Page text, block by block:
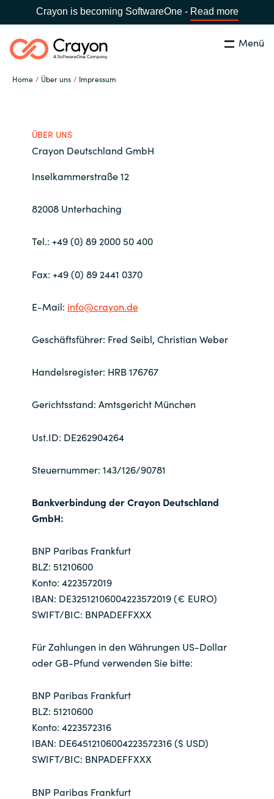
Crayon is becoming SoftwareOne - Read more
Menü
Home Über uns Impressum
Germany
Hungary
Indonesia
Kuwait
Latvia
Malaysia
Middle East
Suchen Schließen
Software Partner
Ressourcen
IT Campus - Customer Trainings
Kontakt
Karriere
ÜBER UNS
Crayon Deutschland GmbH
Inselkammerstraße 12
82008 Unterhaching
Tel.: +49 (0) 89 2000 50 400
Fax: +49 (0) 89 2441 0370
E-Mail: info@crayon.de
Geschäftsführer: Fred Seibl, Christian Weber
Handelsregister: HRB 176767
Gerichtsstand: Amtsgericht München
Ust.ID: DE262904264
Steuernummer: 143/126/90781
Bankverbindung der Crayon Deutschland
GmbH:
BNP Paribas Frankfurt
BLZ: 51210600
Konto: 4223572019
IBAN: DE32512106004223572019 (€ EURO)
SWIFT/BIC: BNPADEFFXXX
Für Zahlungen in den Währungen US-Dollar
oder GB-Pfund verwenden Sie bitte:
BNP Paribas Frankfurt
BLZ: 51210600
Konto: 4223572316
IBAN: DE64512106004223572316 ($ USD)
SWIFT/BIC: BNPADEFFXXX
BNP Paribas Frankfurt